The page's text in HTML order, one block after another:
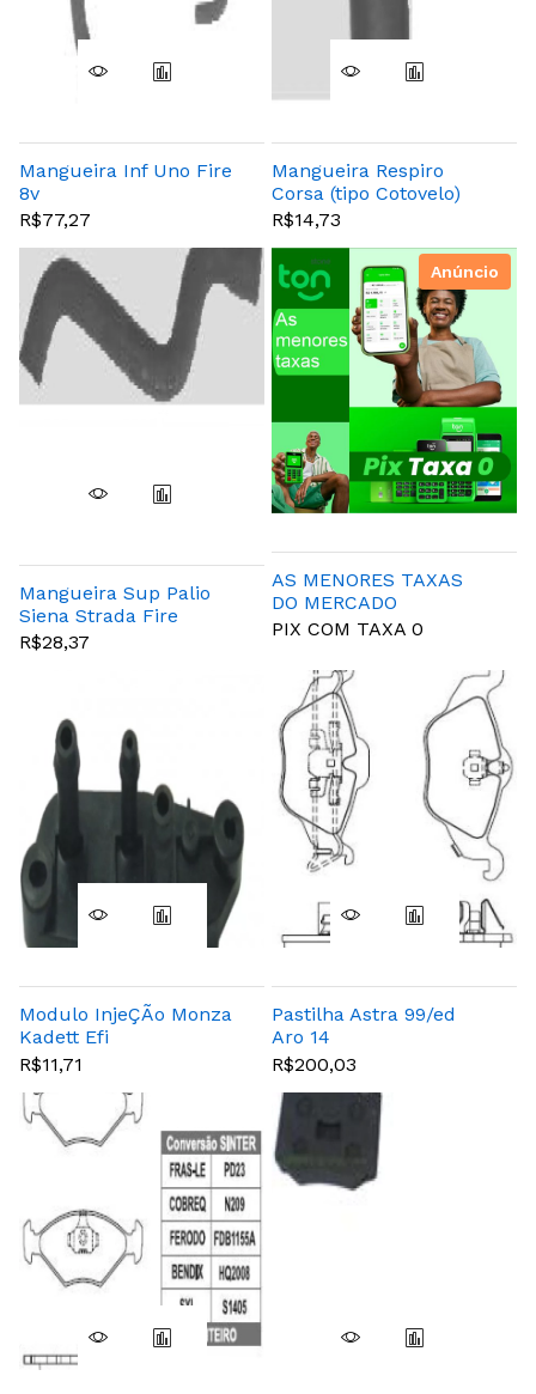
Mangueira Inf Uno Fire
8v
R$77,27
Mangueira Respiro
Corsa (tipo Cotovelo)
R$14,73
Mangueira Sup Palio
Siena Strada Fire
R$28,37
Anúncio
AS MENORES TAXAS
DO MERCADO
PIX COM TAXA 0
Modulo InjeÇÃo Monza
Kadett Efi
R$11,71
Pastilha Astra 99/ed
Aro 14
R$200,03